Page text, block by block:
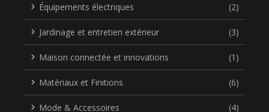
Équipements électriques (2)
Jardinage et entretien extérieur (3)
Maison connectée et innovations (1)
Matériaux et Finitions (6)
Mode & Accessoires (4)